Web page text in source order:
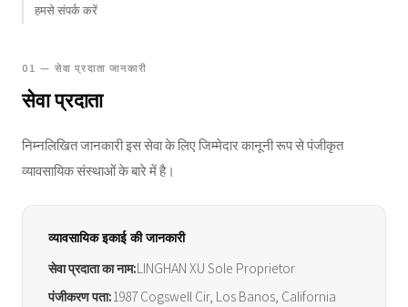
हमसे संपर्क करें
01 — सेवा प्रदाता जानकारी
सेवा प्रदाता
निम्नलिखित जानकारी इस सेवा के लिए जिम्मेदार कानूनी रूप से पंजीकृत
व्यावसायिक संस्थाओं के बारे में है।
व्यावसायिक इकाई की जानकारी
सेवा प्रदाता का नाम:LINGHAN XU Sole Proprietor
पंजीकरण पता:1987 Cogswell Cir, Los Banos, California